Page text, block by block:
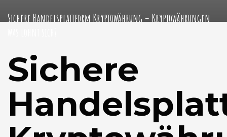
Sichere Handelsplattform Kryptowährung – Kryptowährungen
Sichere